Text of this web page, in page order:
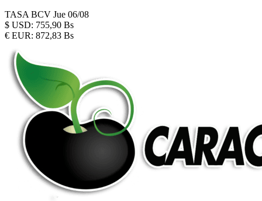
TASA BCV Jue 06/08
$ USD: 755,90 Bs
€ EUR: 872,83 Bs